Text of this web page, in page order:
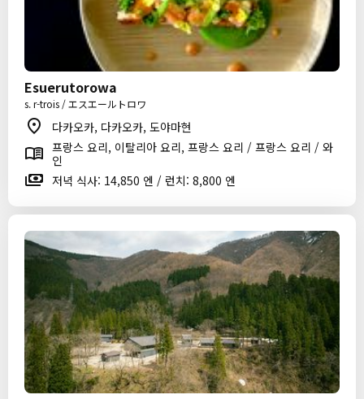
Esuerutorowa
s. r-trois / エスエールトロワ
다카오카, 다카오카, 도야마현
프랑스 요리, 이탈리아 요리, 프랑스 요리 / 프랑스 요리 / 와
인
저녁 식사: 14,850 엔 / 런치: 8,800 엔